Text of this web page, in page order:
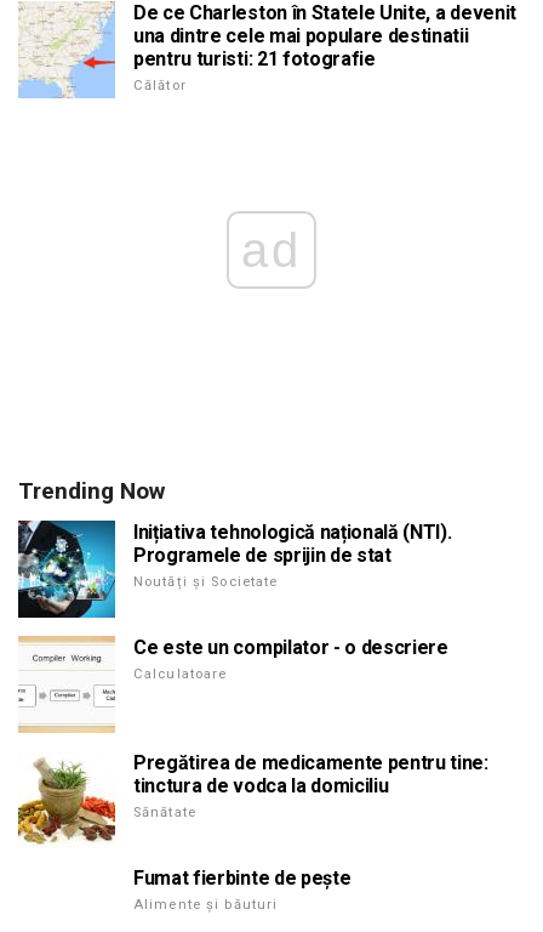
De ce Charleston în Statele Unite, a devenit
una dintre cele mai populare destinatii
pentru turisti: 21 fotografie
Călător
ad
Trending Now
Inițiativa tehnologică națională (NTI).
Programele de sprijin de stat
Noutăți și Societate
Ce este un compilator - o descriere
Calculatoare
Pregătirea de medicamente pentru tine:
tinctura de vodca la domiciliu
Sănătate
Fumat fierbinte de pește
Alimente și băuturi